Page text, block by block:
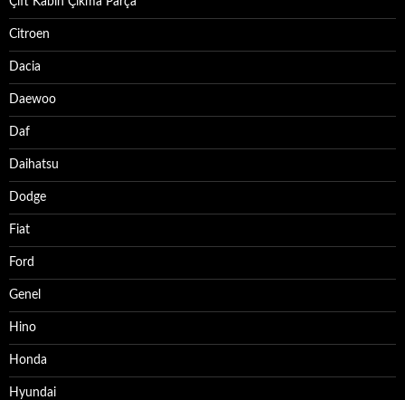
Citroen
Dacia
Daewoo
Daf
Daihatsu
Dodge
Fiat
Ford
Genel
Hino
Honda
Hyundai